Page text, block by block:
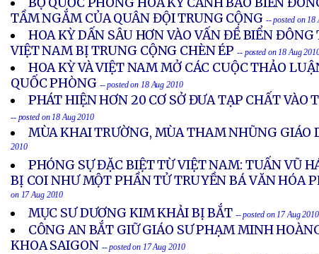
TẦM NGẮM CỦA QUÂN ĐỘI TRUNG CỘNG -- posted on 18
HOA KỲ DẤN SÂU HƠN VÀO VẤN ĐỀ BIỂN ĐÔNG
VIỆT NAM BỊ TRUNG CỘNG CHÈN ÉP-- posted on 18 Aug
HOA KỲ VÀ VIỆT NAM MỞ CÁC CUỘC THẢO
QUỐC PHÒNG -- posted on 18 Aug 2010
PHÁT HIỆN HƠN 20 CƠ SỞ ĐƯA TẠP CHẤT VÀO
-- posted on 18 Aug 2010
MÙA KHAI TRƯỜNG, MÙA THAM NHŨNG GIÁO
2010
PHÓNG SỰ ĐẶC BIỆT TỪ VIỆT NAM: TUẤN VŨ
BỊ COI NHƯ MỘT PHẦN TỬ TRUYỀN BÁ VĂN HÓA
on 17 Aug 2010
MỤC SƯ DƯƠNG KIM KHẢI BỊ BẮT -- posted on 17 Aug 2010
CÔNG AN BẮT GIỮ GIÁO SƯ PHẠM MINH
KHOA SAIGON -- posted on 17 Aug 2010